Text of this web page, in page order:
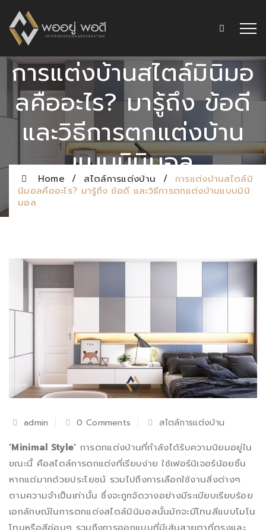
การแต่งบ้านสไตล์มินิมอ
ลคืออะไร? มารู้ถึง ข้อดี
และวิธีการตกแต่งบ้าน
แบบมินิมอล
Home / สไตล์การแต่งบ้าน / การแต่งบ้านสไตล์มิ
นิมอลคืออะไร? มารู้ถึง ข้อดี และวิธีการตกแต่งบ้านแบบมินิ
มอล
admin 0 Comments สไตล์การแต่งบ้าน
‘Minimal Style’ การตกแต่งบ้านที่กําลังได้รับความนิยมอยู่ใน
ขณะนี้ คือสไตล์การตกแต่งที่เรียบง่าย ใช้เฟอร์นิเจอร์น้อยชิ้น
หากแต่มากด้วยประโยชน์ รวมไปถึงการเลือกใช้งานสิ่งต่างๆ
ตามความจําเป็นเท่านั้น ซึ่งจะถูกจัดวางอย่างมีระเบียบเรียบร้อย
เอกลักษณ์ในการตกแต่งสไตล์มินิมอลนั้นมักจะมีโทนสีแบบโมโน